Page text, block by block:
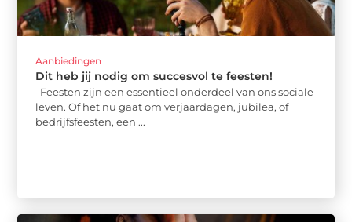
Aanbiedingen
Dit heb jij nodig om succesvol te feesten!
Feesten zijn een essentieel onderdeel van ons sociale
leven. Of het nu gaat om verjaardagen, jubilea, of
bedrijfsfeesten, een ...